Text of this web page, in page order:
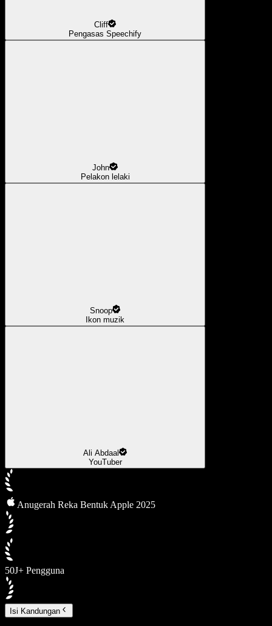
Cliff
Pengasas Speechify
John
Pelakon lelaki
Snoop
Ikon muzik
Ali Abdaal
YouTuber
Anugerah Reka Bentuk Apple 2025
50J+ Pengguna
Isi Kandungan